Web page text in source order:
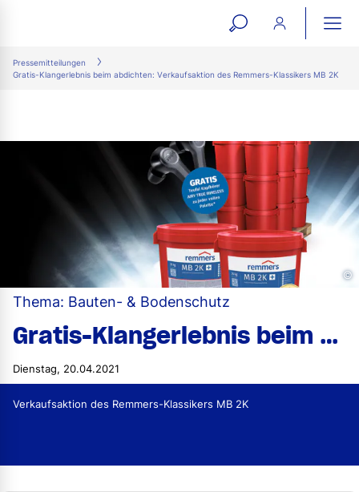
open
Pressemitteilungen
Gratis-Klangerlebnis beim abdichten: Verkaufsaktion des Remmers-Klassikers MB 2K
©
Thema: Bauten- & Bodenschutz
Gratis-Klangerlebnis beim abdichten
Dienstag, 20.04.2021
Verkaufsaktion des Remmers-Klassikers MB 2K